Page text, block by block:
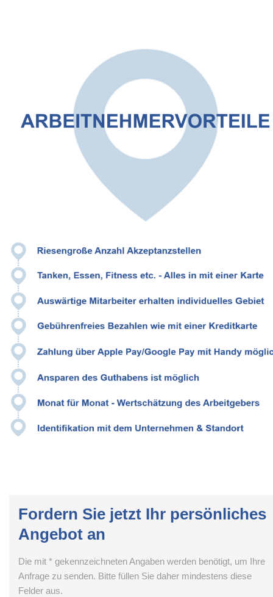
Fordern Sie jetzt Ihr persönliches
Angebot an
Die mit * gekennzeichneten Angaben werden benötigt, um Ihre
Anfrage zu senden. Bitte füllen Sie daher mindestens diese
Felder aus.